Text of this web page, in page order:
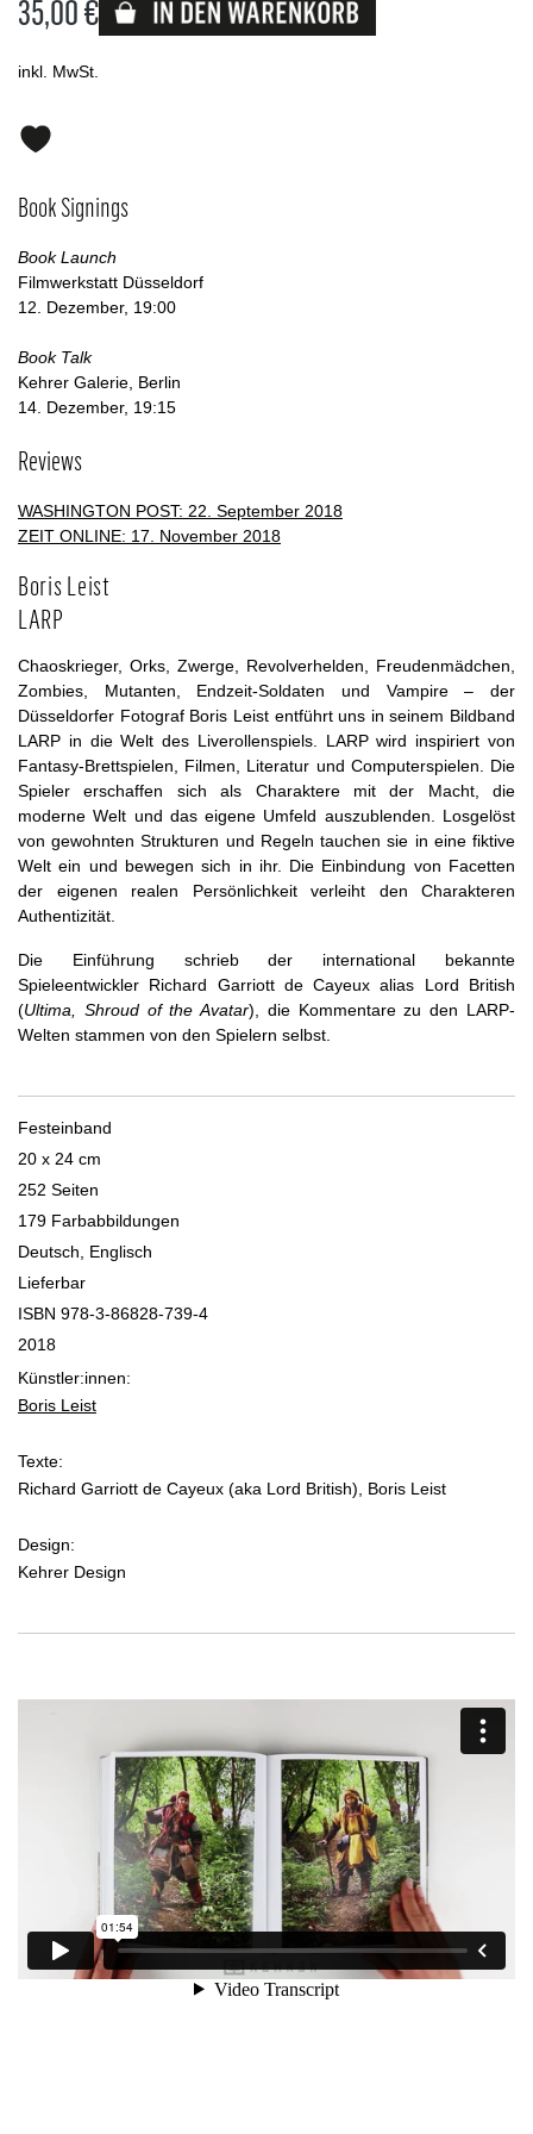
inkl. MwSt.
35,00 € Lieferbar
Book Signings
Book Launch
Filmwerkstatt Düsseldorf
12. Dezember, 19:00
Book Talk
Kehrer Galerie, Berlin
14. Dezember, 19:15
Reviews
WASHINGTON POST: 22. September 2018
ZEIT ONLINE: 17. November 2018
Boris Leist
LARP
Chaoskrieger, Orks, Zwerge, Revolverhelden, Freudenmädchen,
Zombies, Mutanten, Endzeit-Soldaten und Vampire – der
Düsseldorfer Fotograf Boris Leist entführt uns in seinem Bildband
LARP in die Welt des Liverollenspiels. LARP wird inspiriert von
Fantasy-Brettspielen, Filmen, Literatur und Computerspielen. Die
Spieler erschaffen sich als Charaktere mit der Macht, die
moderne Welt und das eigene Umfeld auszublenden. Losgelöst
von gewohnten Strukturen und Regeln tauchen sie in eine fiktive
Welt ein und bewegen sich in ihr. Die Einbindung von Facetten
der eigenen realen Persönlichkeit verleiht den Charakteren
Authentizität.
Die Einführung schrieb der international bekannte
Spieleentwickler Richard Garriott de Cayeux alias Lord British
(Ultima, Shroud of the Avatar), die Kommentare zu den LARP-
Welten stammen von den Spielern selbst.
Festeinband
20 x 24 cm
252 Seiten
179 Farbabbildungen
Deutsch, Englisch
Lieferbar
ISBN 978-3-86828-739-4
2018
Künstler:innen:
Boris Leist
Texte:
Richard Garriott de Cayeux (aka Lord British), Boris Leist
Design:
Kehrer Design